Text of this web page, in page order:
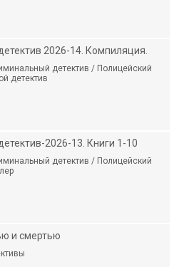
2026-14. Компиляция.
детектив / Полицейский
детектив
2026-13. Книги 1-10
детектив / Полицейский
и смертью